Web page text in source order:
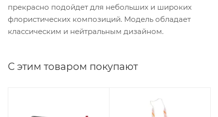
прекрасно подойдет для небольших и широких
флористических композиций. Модель обладает
классическим и нейтральным дизайном.
С этим товаром покупают